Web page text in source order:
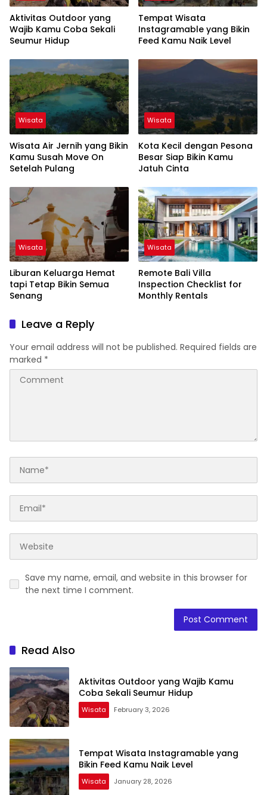
Aktivitas Outdoor yang
Wajib Kamu Coba Sekali
Seumur Hidup
Tempat Wisata
Instagramable yang Bikin
Feed Kamu Naik Level
Wisata
Wisata Air Jernih yang Bikin
Kamu Susah Move On
Setelah Pulang
Wisata
Kota Kecil dengan Pesona
Besar Siap Bikin Kamu
Jatuh Cinta
Wisata
Liburan Keluarga Hemat
tapi Tetap Bikin Semua
Senang
Wisata
Remote Bali Villa
Inspection Checklist for
Monthly Rentals
Leave a Reply
Your email address will not be published. Required fields are
marked *
Save my name, email, and website in this browser for
the next time I comment.
Read Also
Aktivitas Outdoor yang Wajib Kamu
Coba Sekali Seumur Hidup
Wisata February 3, 2026
Tempat Wisata Instagramable yang
Bikin Feed Kamu Naik Level
Wisata January 28, 2026